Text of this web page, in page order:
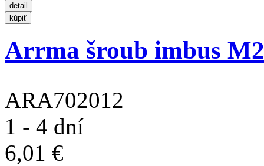
Arrma šroub imbus
ARA702012
1 - 4 dní
6,01 €